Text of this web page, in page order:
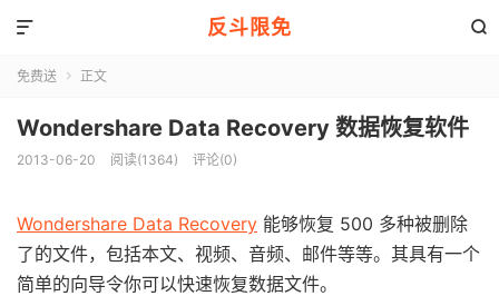
反斗限免 

免费送  正文
Wondershare Data Recovery 数据恢复软件
2013-06-20 阅读(1364) 评论(0)
Wondershare Data Recovery 能够恢复 500 多种被删除
了的文件，包括本文、视频、音频、邮件等等。其具有一个
简单的向导令你可以快速恢复数据文件。